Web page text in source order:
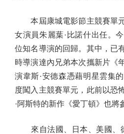
本屆康城電影節主競賽單元
女演員朱麗葉·比諾什出任。
位知名導演的回歸。其中，已
時導演達內兄弟本次攜新片《
演韋斯·安德森憑藉明星雲集
度闖入主競賽單元，此前以恐
·阿斯特的新作《愛丁頓》也將
來自法國、日本、美國、